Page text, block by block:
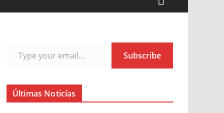
Subscribe
Últimas Noticías